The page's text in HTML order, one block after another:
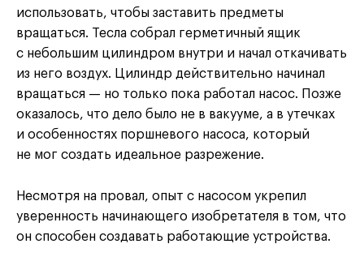
использовать, чтобы заставить предметы
вращаться. Тесла собрал герметичный ящик
с небольшим цилиндром внутри и начал откачивать
из него воздух. Цилиндр действительно начинал
вращаться — но только пока работал насос. Позже
оказалось, что дело было не в вакууме, а в утечках
и особенностях поршневого насоса, который
не мог создать идеальное разрежение.
Несмотря на провал, опыт с насосом укрепил
уверенность начинающего изобретателя в том, что
он способен создавать работающие устройства.